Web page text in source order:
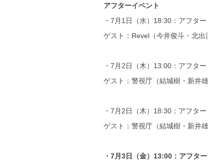
アフターイベント
・7月1日（水）18:30：アフタ
ゲスト：Revel（今井俊斗・北
・7月2日（木）13:00：アフタ
ゲスト：警視庁（結城樹・新井
・7月2日（木）18:30：アフタ
ゲスト：警視庁（結城樹・新井
・7月3日（金）13:00：アフタ